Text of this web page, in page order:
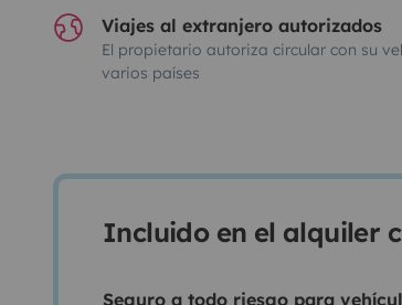
Viajes al extranjero autorizados
El propietario autoriza circular con su
varios países
Incluido en el alquiler
Seguro a todo riesgo para